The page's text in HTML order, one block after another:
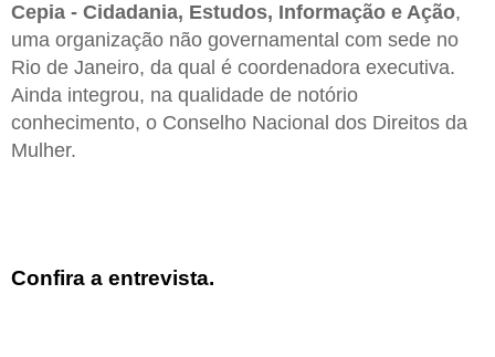
Cepia - Cidadania, Estudos, Informação e Ação,
uma organização não governamental com sede no
Rio de Janeiro, da qual é coordenadora executiva.
Ainda integrou, na qualidade de notório
conhecimento, o Conselho Nacional dos Direitos da
Mulher.
Confira a entrevista.